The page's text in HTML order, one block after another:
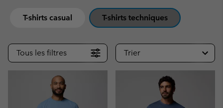
T-shirts casual T-shirts techniques
Tous les filtres Trier